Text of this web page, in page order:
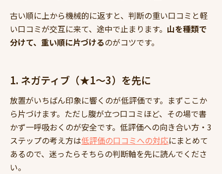
古い順に上から機械的に返すと、判断の重い口コミと軽
い口コミが交互に来て、途中で止まります。 山を種類で
分けて、重い順に片づけるのがコツです。
1. ネガティブ（★1〜3）を先に
放置がいちばん印象に響くのが低評価です。まずここか
ら片づけます。ただし腹が立つ口コミほど、その場で書
かず一呼吸おくのが安全です。低評価への向き合い方・3
ステップの考え方は低評価の口コミへの対応にまとめて
あるので、迷ったらそちらの判断軸を先に読んでくださ
い。